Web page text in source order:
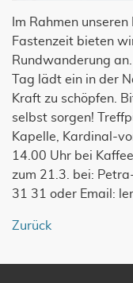
Im Rahmen
Fastenzeit bieten
Rundwanderung
Tag lädt ein in der
Kraft zu schöpfen.
selbst sorgen!
Kapelle, Kardinal-
14.00 Uhr bei
zum 21.3. bei:
31 31 oder Email:
Zurück